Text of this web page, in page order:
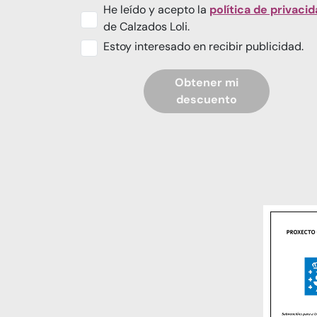
He leído y acepto la política de
de Calzados Loli.
Estoy interesado en recibir publicidad.
Obtener mi
descuento